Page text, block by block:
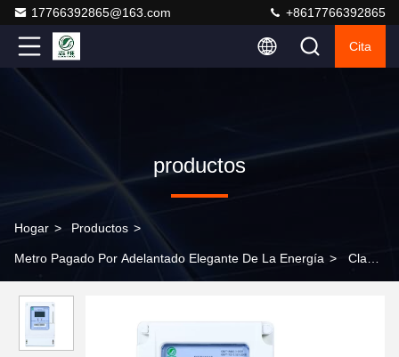
17766392865@163.com +8617766392865
Cita
productos
Hogar > Productos >
Metro Pagado Por Adelantado Elegante De La Energía > Clase
prepagado para un monitoreo preciso de la energía